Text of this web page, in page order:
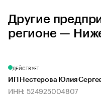
Другие
регионе —
ДЕЙСТВУЕТ
ИП Нестерова Юлия
ИНН: 524925004807